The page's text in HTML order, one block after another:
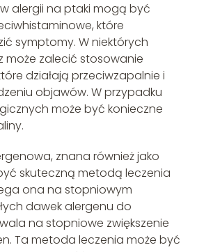
alergii na ptaki mogą być
które
symptomy. W niektórych
może zalecić stosowanie
działają przeciwzapalnie i
objawów. W przypadku
może być konieczne
znana również jako
skuteczną metodą leczenia
ona na stopniowym
dawek alergenu do
na stopniowe zwiększenie
Ta metoda leczenia może być